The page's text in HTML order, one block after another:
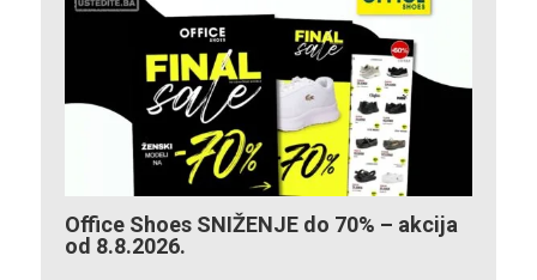
Office Shoes SNIŽENJE do 70% – akcija
od 8.8.2026.